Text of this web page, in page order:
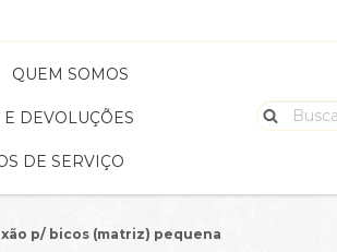
QUEM SOMOS
E DEVOLUÇÕES
DE SERVIÇO
p/ bicos (matriz) pequena